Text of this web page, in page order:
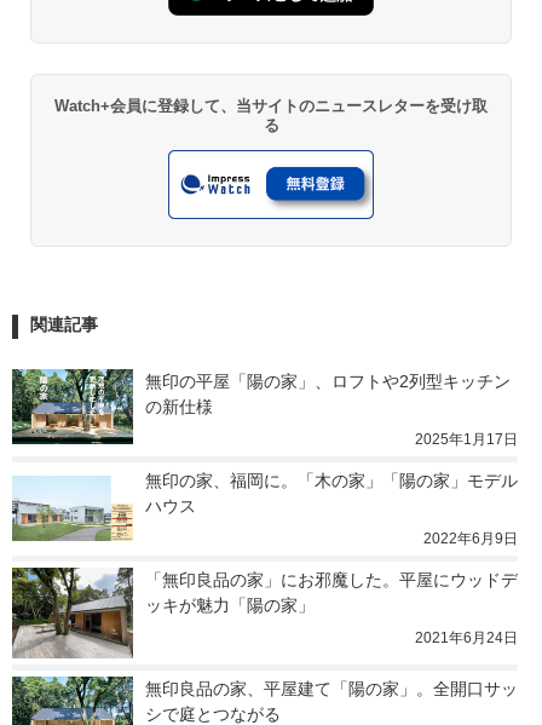
Watch+会員に登録して、当サイトのニュースレターを受け取
る
関連記事
無印の平屋「陽の家」、ロフトや2列型キッチン
の新仕様
2025年1月17日
無印の家、福岡に。「木の家」「陽の家」モデル
ハウス
2022年6月9日
「無印良品の家」にお邪魔した。平屋にウッドデ
ッキが魅力「陽の家」
2021年6月24日
無印良品の家、平屋建て「陽の家」。全開口サッ
シで庭とつながる